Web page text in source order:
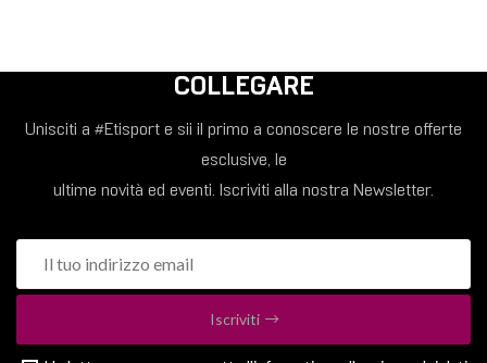
COLLEGARE
Unisciti a #Etisport e sii il primo a conoscere le nostre offerte
esclusive, le
ultime novità ed eventi. Iscriviti alla nostra Newsletter.
Iscriviti